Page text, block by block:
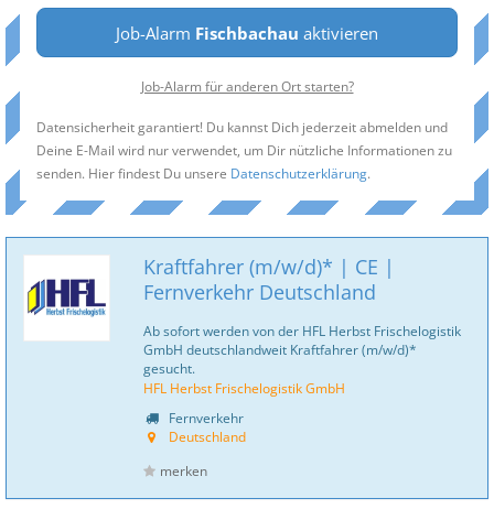
Job-Alarm Fischbachau aktivieren
Job-Alarm für anderen Ort starten?
Datensicherheit garantiert! Du kannst Dich jederzeit abmelden und
Deine E-Mail wird nur verwendet, um Dir nützliche Informationen zu
senden. Hier findest Du unsere Datenschutzerklärung.
Kraftfahrer (m/w/d)* | CE |
Fernverkehr Deutschland
Ab sofort werden von der HFL Herbst Frischelogistik
GmbH deutschlandweit Kraftfahrer (m/w/d)*
gesucht.
HFL Herbst Frischelogistik GmbH
Fernverkehr
Deutschland
merken